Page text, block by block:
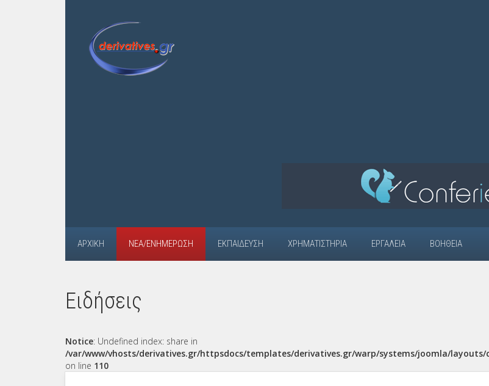
ΑΡΧΙΚΉ ΝΈΑ/ΕΝΗΜΈΡΩΣΗ ΕΚΠΑΊΔΕΥΣΗ ΧΡΗΜΑΤΙΣΤΉΡΙΑ ΕΡΓΑΛΕΊΑ ΒΟΉΘΕΙΑ
Ειδήσεις
Notice: Undefined index: share in
/var/www/vhosts/derivatives.gr/httpsdocs/templates/derivatives.gr/warp/systems/joomla/layouts/
on line 110